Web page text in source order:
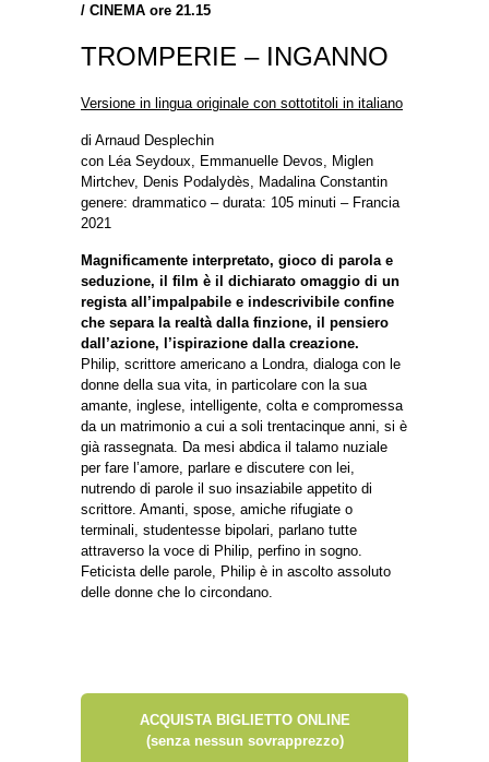
/ CINEMA ore 21.15
TROMPERIE – INGANNO
Versione in lingua originale con sottotitoli in italiano
di Arnaud Desplechin
con Léa Seydoux, Emmanuelle Devos, Miglen
Mirtchev, Denis Podalydès, Madalina Constantin
genere: drammatico – durata: 105 minuti – Francia
2021
Magnificamente interpretato, gioco di parola e
seduzione, il film è il dichiarato omaggio di un
regista all’impalpabile e indescrivibile confine
che separa la realtà dalla finzione, il pensiero
dall’azione, l’ispirazione dalla creazione.
Philip, scrittore americano a Londra, dialoga con le
donne della sua vita, in particolare con la sua
amante, inglese, intelligente, colta e compromessa
da un matrimonio a cui a soli trentacinque anni, si è
già rassegnata. Da mesi abdica il talamo nuziale
per fare l’amore, parlare e discutere con lei,
nutrendo di parole il suo insaziabile appetito di
scrittore. Amanti, spose, amiche rifugiate o
terminali, studentesse bipolari, parlano tutte
attraverso la voce di Philip, perfino in sogno.
Feticista delle parole, Philip è in ascolto assoluto
delle donne che lo circondano.
ACQUISTA BIGLIETTO ONLINE
(senza nessun sovrapprezzo)